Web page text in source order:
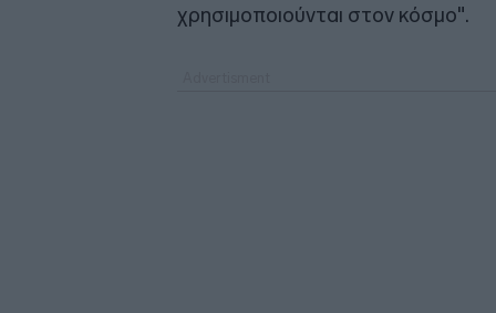
χρησιμοποιούνται στον κόσμο".